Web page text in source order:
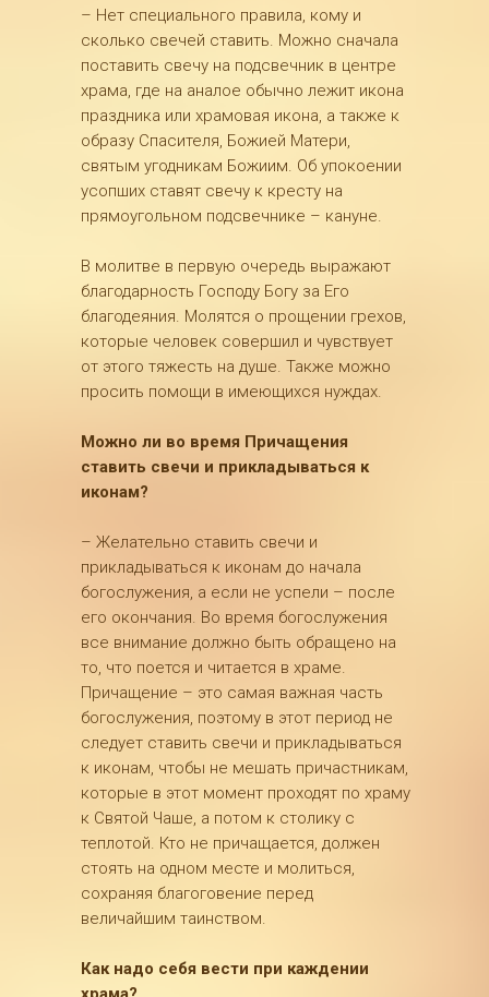
– Нет специального правила, кому и
сколько свечей ставить. Можно сначала
поставить свечу на подсвечник в центре
храма, где на аналое обычно лежит икона
праздника или храмовая икона, а также к
образу Спасителя, Божией Матери,
святым угодникам Божиим. Об упокоении
усопших ставят свечу к кресту на
прямоугольном подсвечнике – кануне.
В молитве в первую очередь выражают
благодарность Господу Богу за Его
благодеяния. Молятся о прощении грехов,
которые человек совершил и чувствует
от этого тяжесть на душе. Также можно
просить помощи в имеющихся нуждах.
Можно ли во время Причащения
ставить свечи и прикладываться к
иконам?
– Желательно ставить свечи и
прикладываться к иконам до начала
богослужения, а если не успели – после
его окончания. Во время богослужения
все внимание должно быть обращено на
то, что поется и читается в храме.
Причащение – это самая важная часть
богослужения, поэтому в этот период не
следует ставить свечи и прикладываться
к иконам, чтобы не мешать причастникам,
которые в этот момент проходят по храму
к Святой Чаше, а потом к столику с
теплотой. Кто не причащается, должен
стоять на одном месте и молиться,
сохраняя благоговение перед
величайшим таинством.
Как надо себя вести при каждении